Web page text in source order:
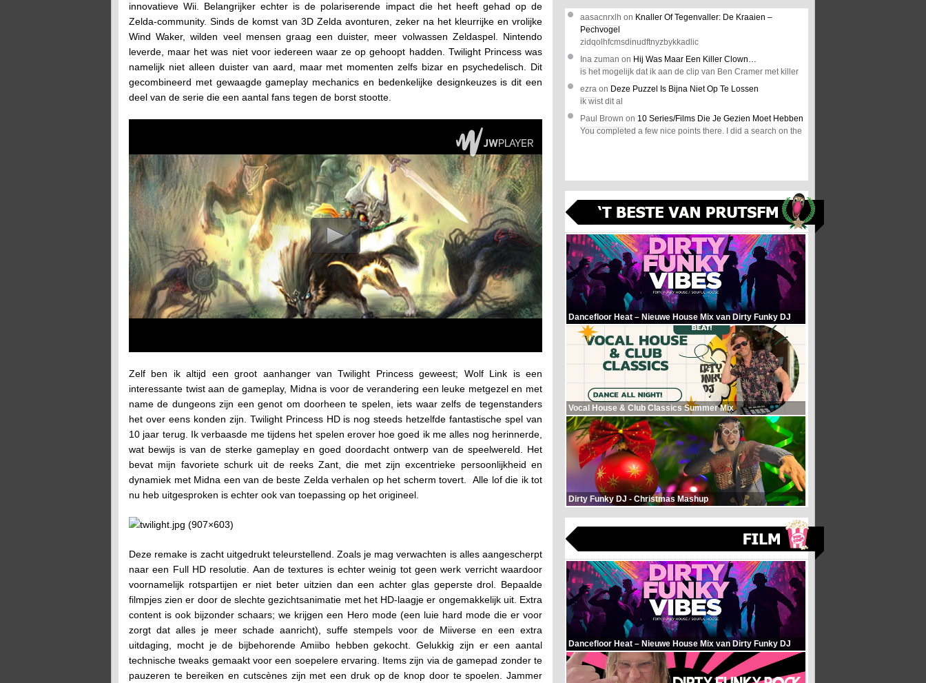
innovatieve Wii. Belangrijker echter is de polariserende impact die het heeft gehad op de
Zelda-community. Sinds de komst van 3D Zelda avonturen, zeker na het kleurrijke en vrolijke
Wind Waker, wilden veel mensen graag een duister, meer volwassen Zeldaspel. Nintendo
leverde, maar het was niet voor iedereen waar ze op gehoopt hadden. Twilight Princess was
namelijk niet alleen duister van aard, maar met momenten zelfs bizar en psychedelisch. Dit
gecombineerd met gewaagde gameplay mechanics en bedenkelijke designkeuzes is dit een
deel van de serie die een aantal fans tegen de borst stootte.
Zelf ben ik altijd een groot aanhanger van Twilight Princess geweest; Wolf Link is een
interessante twist aan de gameplay, Midna is voor de verandering een leuke metgezel en met
name de dungeons zijn een genot om doorheen te spelen, iets waar zelfs de tegenstanders
het over eens konden zijn. Twilight Princess HD is nog steeds hetzelfde fantastische spel van
10 jaar terug. Ik verbaasde me tijdens het spelen erover hoe goed ik me alles nog herinnerde,
wat bewijs is van de sterke gameplay en goed doordacht ontwerp van de speelwereld. Het
bevat mijn favoriete schurk uit de reeks Zant, die met zijn excentrieke persoonlijkheid en
dynamiek met Midna een van de beste Zelda verhalen op het scherm tovert. Alle lof die ik tot
nu heb uitgesproken is echter ook van toepassing op het origineel.
Deze remake is zacht uitgedrukt teleurstellend. Zoals je mag verwachten is alles aangescherpt
naar een Full HD resolutie. Aan de textures is echter weinig tot geen werk verricht waardoor
voornamelijk rotspartijen er niet beter uitzien dan een achter glas geperste drol. Bepaalde
filmpjes zien er door de slechte gezichtsanimatie met het HD-laagje er ongemakkelijk uit. Extra
content is ook bijzonder schaars; we krijgen een Hero mode (een luie hard mode die er voor
zorgt dat alles je meer schade aanricht), suffe stempels voor de Miiverse en een extra
uitdaging, mocht je de bijbehorende Amiibo hebben gekocht. Gelukkig zijn er een aantal
technische tweaks gemaakt voor een soepelere ervaring. Items zijn via de gamepad zonder te
pauzeren te bereiken en cutscènes zijn met een druk op de knop door te spoelen. Jammer
aasacnrxlh on Knaller Of Tegenvaller: De Kraaien –
Pechvogel
zidqolhfcmsdinudftnyzbykkadlic
Ina zuman on Hij Was Maar Een Killer Clown…
is het mogelijk dat ik aan de clip van Ben Cramer met killer
ezra on Deze Puzzel Is Bijna Niet Op Te Lossen
ik wist dit al
Paul Brown on 10 Series/Films Die Je Gezien Moet Hebben
You completed a few nice points there. I did a search on the
Dancefloor Heat – Nieuwe House Mix van Dirty Funky DJ
Vocal House & Club Classics Summer Mix
Dirty Funky DJ - Christmas Mashup
Dancefloor Heat – Nieuwe House Mix van Dirty Funky DJ